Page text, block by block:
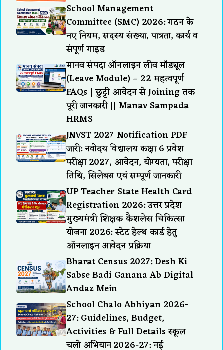
School Management
Committee (SMC) 2026: गठन के
नए नियम, सदस्य संख्या, पात्रता, कार्य व
संपूर्ण गाइड
मानव संपदा ऑनलाइन लीव मॉड्यूल
(Leave Module) – 22 महत्वपूर्ण
FAQs | छुट्टी आवेदन से Joining तक
पूरी जानकारी || Manav Sampada
HRMS
JNVST 2027 Notification PDF
जारी: नवोदय विद्यालय कक्षा 6 प्रवेश
परीक्षा 2027, आवेदन, योग्यता, परीक्षा
तिथि, सिलेबस एवं सम्पूर्ण जानकारी
UP Teacher State Health Card
Registration 2026: उत्तर प्रदेश
मुख्यमंत्री शिक्षक कैशलेस चिकित्सा
योजना 2026: स्टेट हेल्थ कार्ड हेतु
ऑनलाइन आवेदन प्रक्रिया
Bharat Census 2027: Desh Ki
Sabse Badi Ganana Ab Digital
Andaz Mein
School Chalo Abhiyan 2026-
27: Guidelines, Budget,
Activities & Full Details स्कूल
चलो अभियान 2026-27: नई